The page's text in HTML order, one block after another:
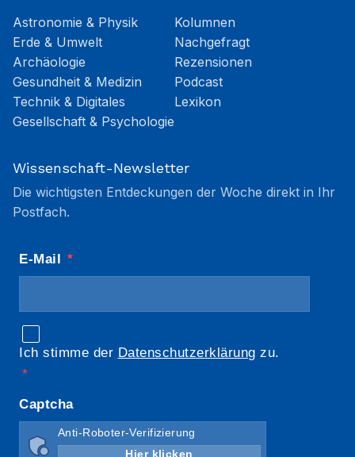
Astronomie & Physik
Erde & Umwelt
Archäologie
Gesundheit & Medizin
Technik & Digitales
Gesellschaft & Psychologie
Kolumnen
Nachgefragt
Rezensionen
Podcast
Lexikon
Wissenschaft-Newsletter
Die wichtigsten Entdeckungen der Woche direkt in Ihr
Postfach.